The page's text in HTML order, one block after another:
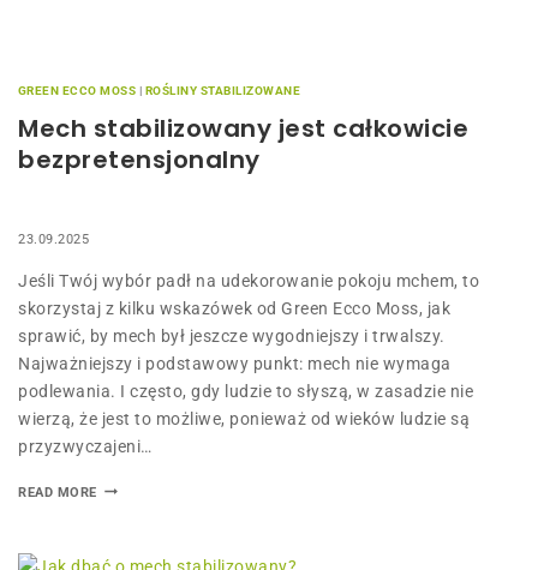
GREEN ECCO MOSS | ROŚLINY STABILIZOWANE
Mech stabilizowany jest całkowicie
bezpretensjonalny
23.09.2025
Jeśli Twój wybór padł na udekorowanie pokoju mchem, to
skorzystaj z kilku wskazówek od Green Ecco Moss, jak
sprawić, by mech był jeszcze wygodniejszy i trwalszy.
Najważniejszy i podstawowy punkt: mech nie wymaga
podlewania. I często, gdy ludzie to słyszą, w zasadzie nie
wierzą, że jest to możliwe, ponieważ od wieków ludzie są
przyzwyczajeni…
READ MORE